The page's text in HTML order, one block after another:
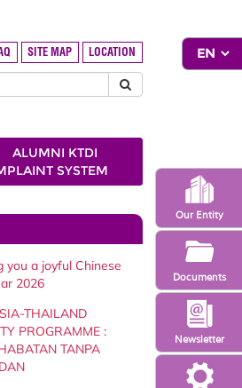
Newsletter
Our Entity
Documents
SITE MAP LOCATION
ALUMNI KTDI
SYSTEM
you a joyful Chinese
2026
THAILAND
PROGRAMME :
TANPA